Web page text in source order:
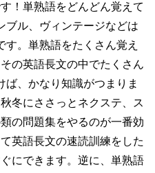
！単熟語をどんどん覚えて
ブル、ヴィンテージなどは
す。単熟語をたくさん覚え
の英語長文の中でたくさん
、かなり知識がつまりま
冬にささっとネクステ、ス
の問題集をやるのが一番効
英語長文の速読訓練をした
にできます。逆に、単熟語